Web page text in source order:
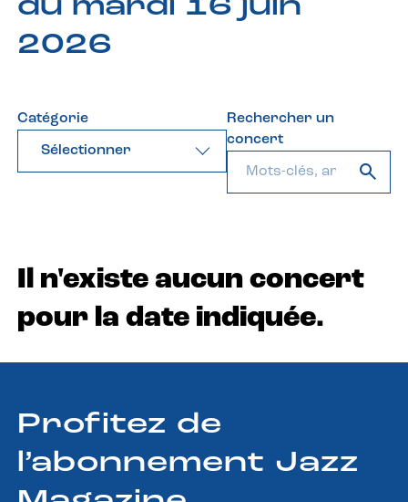
du mardi 16 juin
2026
Catégorie
Sélectionner
Rechercher un
concert
Il n'existe aucun concert
pour la date indiquée.
Profitez de
l’abonnement Jazz